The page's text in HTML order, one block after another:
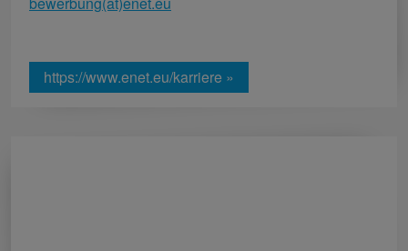
https://www.enet.eu/karriere »